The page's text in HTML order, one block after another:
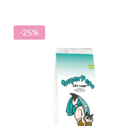
-25%